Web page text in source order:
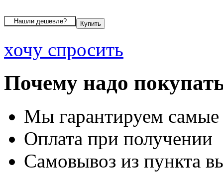
хочу спросить
Почему надо
Мы гарантируем
Оплата при получении
Самовывоз из пункта